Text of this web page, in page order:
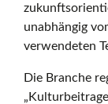
unabhängig
verwendeten
Die Branche